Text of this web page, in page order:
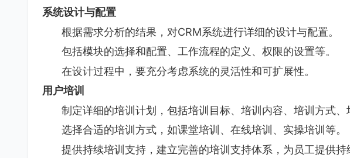
系统设计与配置
根据需求分析的结果，对CRM系统进行详细的设计与配置。
包括模块的选择和配置、工作流程的定义、权限的设置等。
在设计过程中，要充分考虑系统的灵活性和可扩展性。
用户培训
制定详细的培训计划，包括培训目标、培训内容、培训方式、
选择合适的培训方式，如课堂培训、在线培训、实操培训等。
提供持续培训支持，建立完善的培训支持体系，为员工提供持